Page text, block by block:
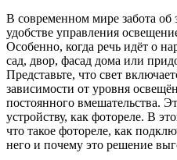
В современном мире забота об
удобстве управления
Особенно, когда речь идёт о
сад, двор, фасад дома или
Представьте, что свет
зависимости от уровня
постоянного вмешательства.
устройству, как фотореле. В
что такое фотореле, как
него и почему это решение